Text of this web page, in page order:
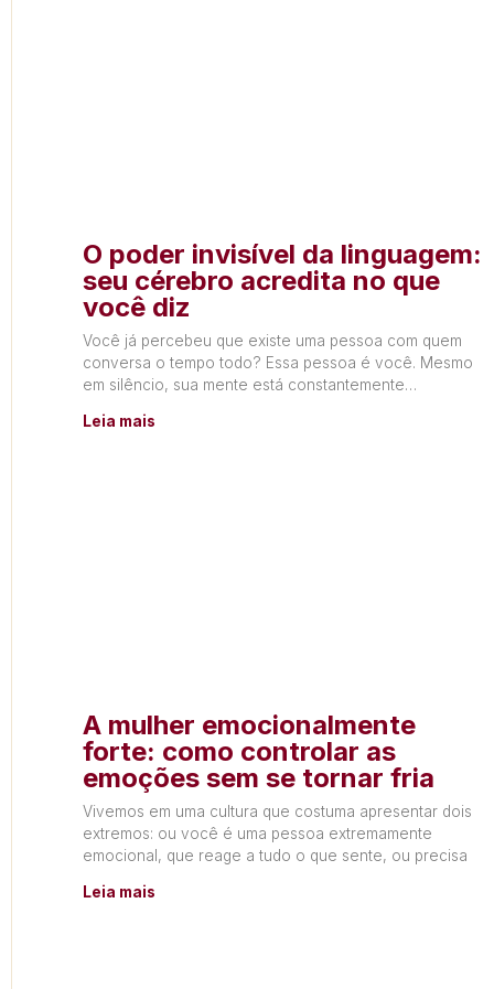
O poder invisível da linguagem:
seu cérebro acredita no que
você diz
Você já percebeu que existe uma pessoa com quem
conversa o tempo todo? Essa pessoa é você. Mesmo
em silêncio, sua mente está constantemente
Leia mais
A mulher emocionalmente
forte: como controlar as
emoções sem se tornar fria
Vivemos em uma cultura que costuma apresentar dois
extremos: ou você é uma pessoa extremamente
emocional, que reage a tudo o que sente, ou precisa
Leia mais